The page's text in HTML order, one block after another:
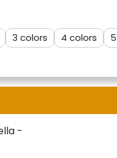
3 4
5
-
hoe een
behoeften
tot